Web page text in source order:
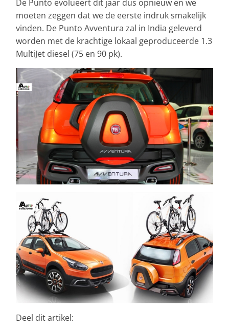
De Punto evolueert dit jaar dus opnieuw en we
moeten zeggen dat we de eerste indruk smakelijk
vinden. De Punto Avventura zal in India geleverd
worden met de krachtige lokaal geproduceerde 1.3
MultiJet diesel (75 en 90 pk).
Deel dit artikel: